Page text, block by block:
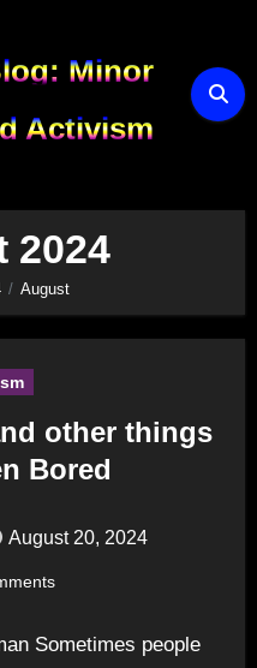
Minor
Activism
2024
August
other things
Bored
August 20, 2024
Sometimes people